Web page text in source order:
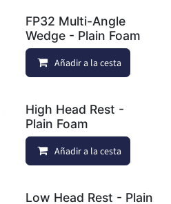
Añadir a lista de deseos
FP32 Multi-Angle
Wedge - Plain Foam
Añadir a la cesta
Añadir a lista de deseos
High Head Rest -
Plain Foam
Añadir a la cesta
Low Head Rest - Plain